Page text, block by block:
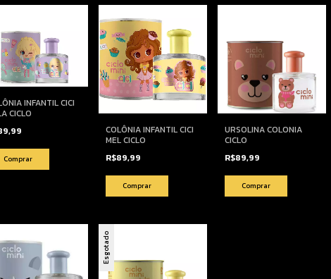
INFANTIL CICI
CICLO
COLÔNIA INFANTIL CICI
MEL CICLO
R$89,99
URSOLINA COLONIA
CICLO
R$89,99
Esgotado